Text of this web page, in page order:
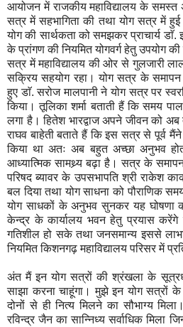
आयोजन में राजकीय महाविद्यालय के
सत्र में सहभागिता की तथा योग सत्र में
योग की सार्थकता को समझकर प्राचार्य डाॅ.
के प्रांगण की नियमित योगवर्ग हेतु उपयोग
सत्र में महाविद्यालय की ओर से गुलजारी
सक्रिय सहयोग रहा। योग सत्र के
हुए डाॅ. सरोज मालपानी ने योग सत्र पर
किया। तूलिका शर्मा बताती हैं कि समय
लगा है। हितेश भारद्वाज अपने जीवन को
राघव बाहेती बताते हैं कि इस सत्र से पूर्व
किया था अतः अब बहुत अच्छा अनुभव
आध्यात्मिक सामथ्र्य बढ़ा है। सत्र के
परिषद ब्यावर के उपसभापति श्री राकेश
बल दिया तथा योग साधना को पौराणिक
योग साधकों के अनुभव सुनकर यह घोषणा
केन्द्र के कार्यालय भवन हेतु प्रयास
गतिशील हो सके तथा जनसमान्य इससे
नियमित किशनगढ़ महाविद्यालय परिसर में
अंत मैं इन योग सत्रों की श्रंखला के
साझा करना चाहूंगा। मुझे इन योग सत्रों के
दोनों से ही नित्य मिलने का सौभाग्य
रविन्द्र जैन का सान्निध्य सर्वाधिक मिला